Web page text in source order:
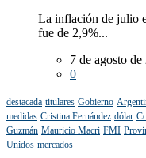
La inflación de julio
fue de 2,9%...
7 de agosto de
0
destacada titulares Gobierno
medidas Cristina Fernández dólar
Guzmán Mauricio Macri FMI
Unidos mercados